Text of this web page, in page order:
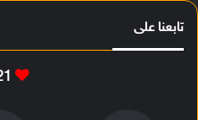
تابعنا على